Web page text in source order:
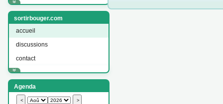
sortirbouger.com
accueil
discussions
contact
Agenda